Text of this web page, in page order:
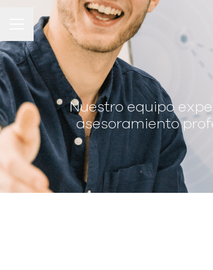
Menú de empleo
Nuestro equipo
asesoramiento